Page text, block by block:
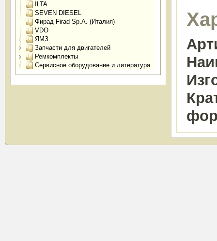
ILTA
SEVEN DIESEL
Фирад Firad Sp.A. (Италия)
VDO
ЯМЗ
Запчасти для двигателей
Ремкомплекты
Сервисное оборудование и литература